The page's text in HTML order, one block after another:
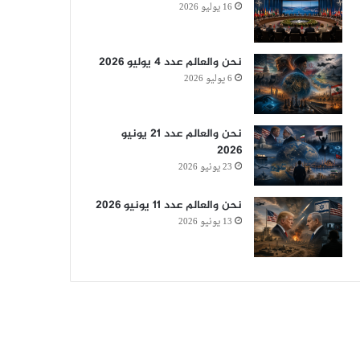
16 يوليو 2026
نحن والعالم عدد 4 يوليو 2026
6 يوليو 2026
نحن والعالم عدد 21 يونيو
2026
23 يونيو 2026
نحن والعالم عدد 11 يونيو 2026
13 يونيو 2026